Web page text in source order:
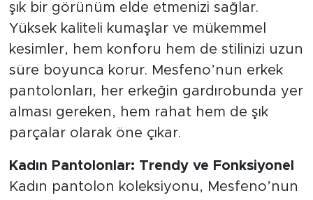
şık bir görünüm elde etmenizi sağlar.
Yüksek kaliteli kumaşlar ve mükemmel
kesimler, hem konforu hem de stilinizi uzun
süre boyunca korur. Mesfeno’nun erkek
pantolonları, her erkeğin gardırobunda yer
alması gereken, hem rahat hem de şık
parçalar olarak öne çıkar.
Kadın Pantolonlar: Trendy ve Fonksiyonel
Kadın pantolon koleksiyonu, Mesfeno’nun